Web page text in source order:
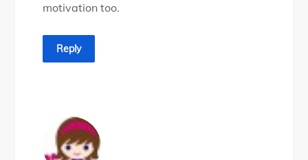
motivation too.
Reply